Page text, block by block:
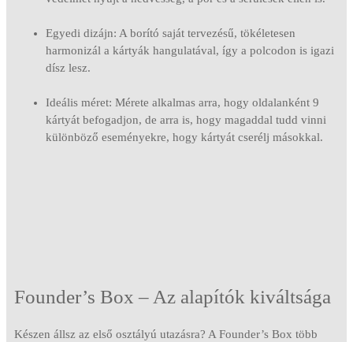
Egyedi dizájn: A borító saját tervezésű, tökéletesen
harmonizál a kártyák hangulatával, így a polcodon is igazi
dísz lesz.
Ideális méret: Mérete alkalmas arra, hogy oldalanként 9
kártyát befogadjon, de arra is, hogy magaddal tudd vinni
különböző eseményekre, hogy kártyát cserélj másokkal.
Founder’s Box – Az alapítók kiváltsága
Készen állsz az első osztályú utazásra? A Founder’s Box több